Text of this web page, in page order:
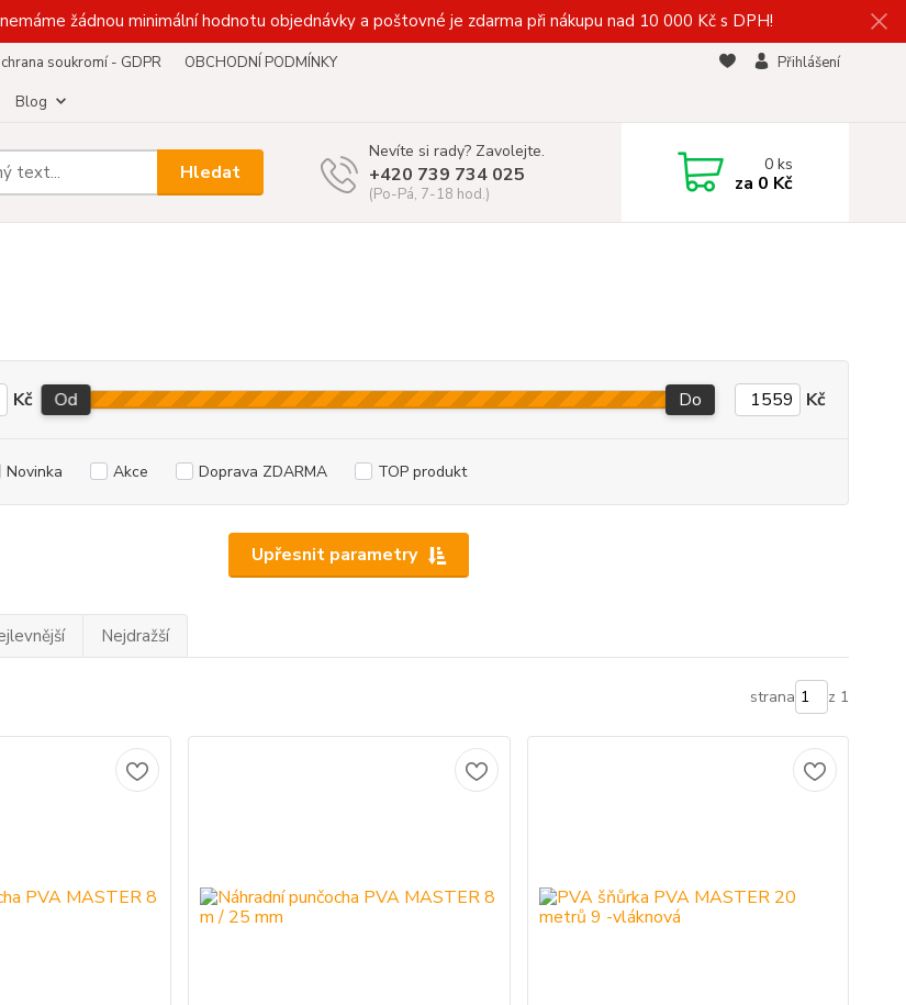
žádnou minimální hodnotu objednávky a poštovné je zdarma při nákupu nad 10 000 Kč s DPH!
soukromí - GDPR
OBCHODNÍ PODMÍNKY
Blog
Přihlášení
Hledat
Nevíte si rady? Zavolejte.
+420 739 734 025
(Po-Pá, 7-18 hod.)
0ks
za 0 Kč
Upřesnit parametry
Kč Od Do Kč
Novinka Akce Doprava ZDARMA TOP produkt
Nejdražší
strana z 1